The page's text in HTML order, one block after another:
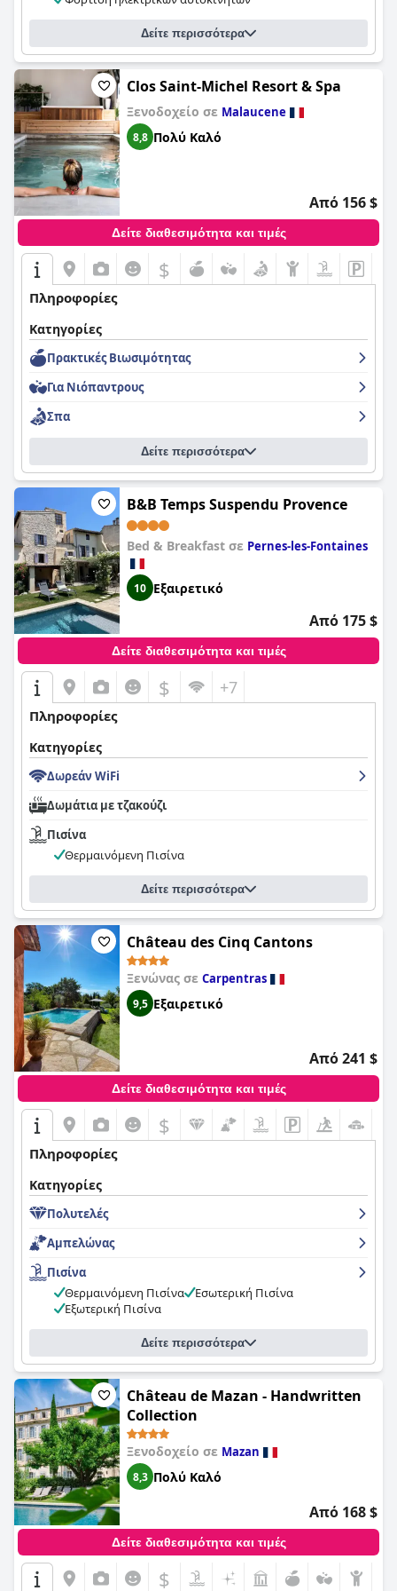
Δείτε περισσότερα
Clos Saint-Michel Resort & Spa
Ξενοδοχείο σε Malaucene
8,8 Πολύ Καλό
Από 156 $
Δείτε διαθεσιμότητα και τιμές
$
Πληροφορίες
Κατηγορίες
Πρακτικές Bιωσιμότητας
Για Νιόπαντρους
Σπα
Δείτε περισσότερα
B&B Temps Suspendu Provence
Bed & Breakfast σε Pernes-les-Fontaines
10 Εξαιρετικό
Από 175 $
Δείτε διαθεσιμότητα και τιμές
$ +7
Πληροφορίες
Κατηγορίες
Δωρεάν WiFi
Δωμάτια με τζακούζι
Πισίνα
Θερμαινόμενη Πισίνα
Δείτε περισσότερα
Château des Cinq Cantons
Ξενώνας σε Carpentras
9,5 Εξαιρετικό
Από 241 $
Δείτε διαθεσιμότητα και τιμές
$
Πληροφορίες
Κατηγορίες
Πολυτελές
Αμπελώνας
Πισίνα
Θερμαινόμενη Πισίνα
Εσωτερική Πισίνα
Εξωτερική Πισίνα
Δείτε περισσότερα
Château de Mazan - Handwritten
Collection
Ξενοδοχείο σε Mazan
8,3 Πολύ Καλό
Από 168 $
Δείτε διαθεσιμότητα και τιμές
$